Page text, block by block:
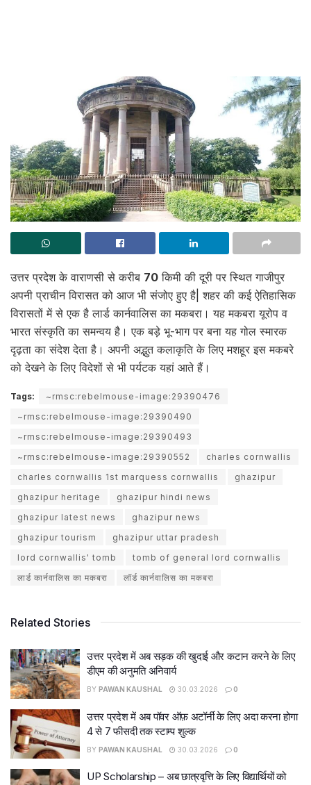
उत्तर प्रदेश के वाराणसी से करीब 70 किमी की दूरी पर स्थित गाजीपुर
अपनी प्राचीन विरासत को आज भी संजोए हुए है| शहर की कई ऐतिहासिक
विरासतों में से एक है लार्ड कार्नवालिस का मकबरा। यह मकबरा यूरोप व
भारत संस्कृति का समन्वय है। एक बड़े भू-भाग पर बना यह गोल स्मारक
दृढ़ता का संदेश देता है। अपनी अद्भुत कलाकृति के लिए मशहूर इस मकबरे
को देखने के लिए विदेशों से भी पर्यटक यहां आते हैं।
Tags:
~rmsc:rebelmouse-image:29390476
~rmsc:rebelmouse-image:29390490
~rmsc:rebelmouse-image:29390493
~rmsc:rebelmouse-image:29390552
charles cornwallis
charles cornwallis 1st marquess cornwallis
ghazipur
ghazipur heritage
ghazipur hindi news
ghazipur latest news
ghazipur news
ghazipur tourism
ghazipur uttar pradesh
lord cornwallis' tomb
tomb of general lord cornwallis
लार्ड कार्नवालिस का मकबरा
लॉर्ड कार्नवालिस का मकबरा
Related Stories
उत्तर प्रदेश में अब सड़क की खुदाई और कटान करने के लिए
डीएम की अनुमति अनिवार्य
BY PAWAN KAUSHAL 30.03.2026 0
उत्तर प्रदेश में अब पॉवर ऑफ़ अटॉर्नी के लिए अदा करना होगा
4 से 7 फीसदी तक स्टाम्प शुल्क
BY PAWAN KAUSHAL 30.03.2026 0
UP Scholarship – अब छात्रवृत्ति के लिए विद्यार्थियों को